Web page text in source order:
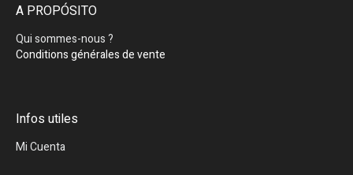
A PROPÓSITO
Qui sommes-nous ?
Conditions générales de vente
Infos utiles
Mi Cuenta